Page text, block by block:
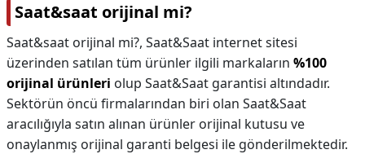
Saat&saat orijinal mi?
Saat&saat orijinal mi?, Saat&Saat internet sitesi
üzerinden satılan tüm ürünler ilgili markaların %100
orijinal ürünleri olup Saat&Saat garantisi altındadır.
Sektörün öncü firmalarından biri olan Saat&Saat
aracılığıyla satın alınan ürünler orijinal kutusu ve
onaylanmış orijinal garanti belgesi ile gönderilmektedir.